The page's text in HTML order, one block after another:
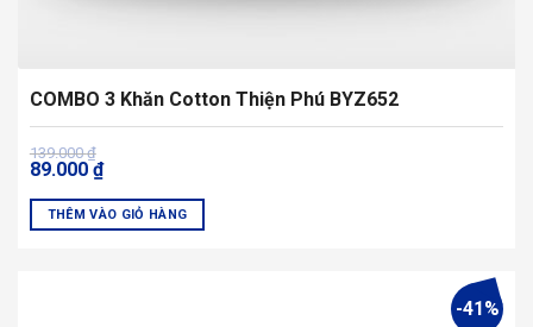
COMBO 3 Khăn Cotton Thiện Phú BYZ652
139.000₫
Giá
gốc
139.000 ₫.
89.000 ₫
Giá
hiện
89.000 ₫.
THÊM VÀO GIỎ HÀNG
-41%